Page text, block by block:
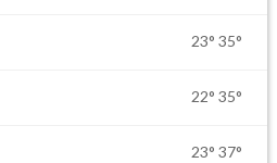
23° 35°
22° 35°
23° 37°